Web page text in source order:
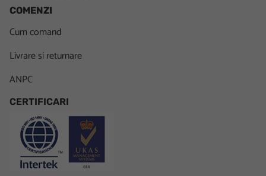
COMENZI
Cum comand
Livrare si returnare
ANPC
CERTIFICARI